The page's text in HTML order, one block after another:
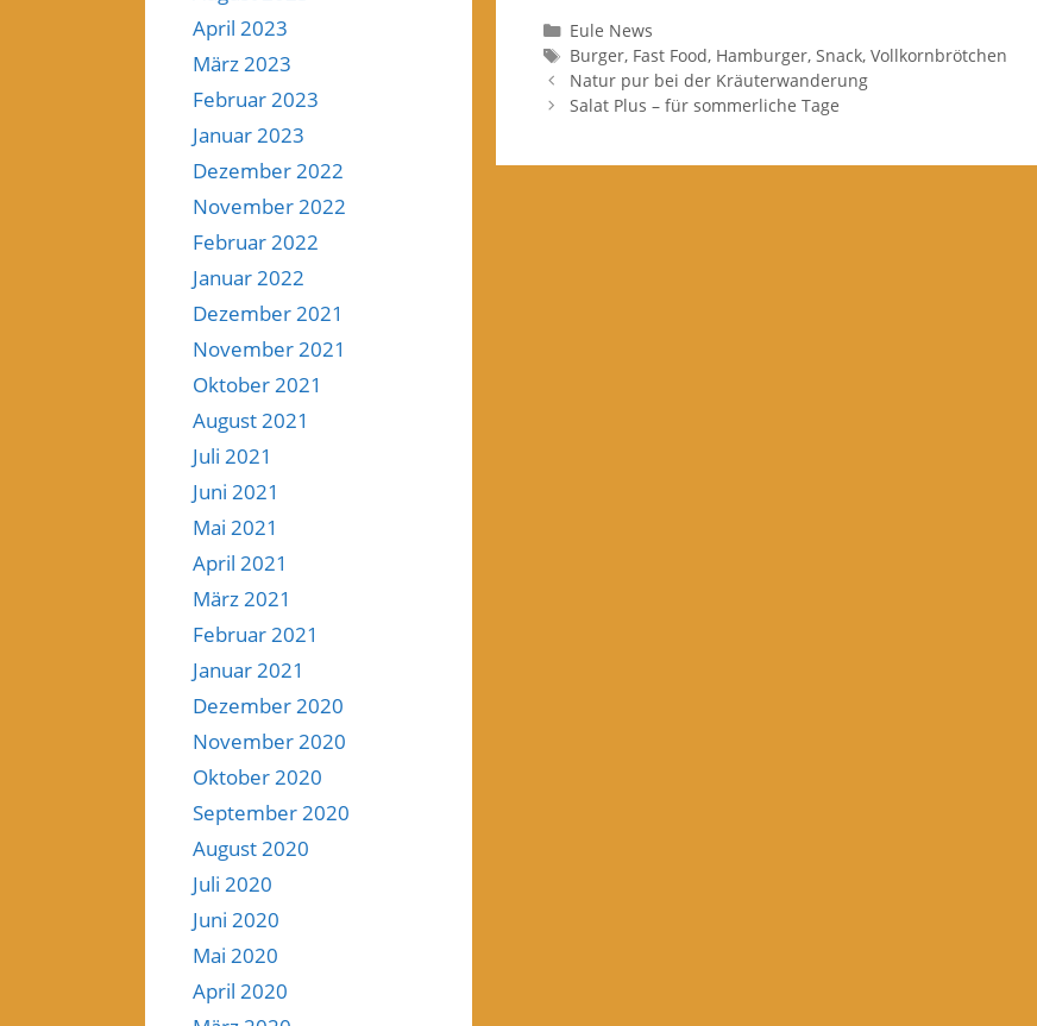
Kategorien
Eule News
Schlagwörter
Burger, Fast Food, Hamburger, Snack, Vollkornbrötchen
Natur pur bei der Kräuterwanderung
Salat Plus – für sommerliche Tage
April 2023
März 2023
Februar 2023
Januar 2023
Dezember 2022
November 2022
Februar 2022
Januar 2022
Dezember 2021
November 2021
Oktober 2021
August 2021
Juli 2021
Juni 2021
Mai 2021
April 2021
März 2021
Februar 2021
Januar 2021
Dezember 2020
November 2020
Oktober 2020
September 2020
August 2020
Juli 2020
Juni 2020
Mai 2020
April 2020